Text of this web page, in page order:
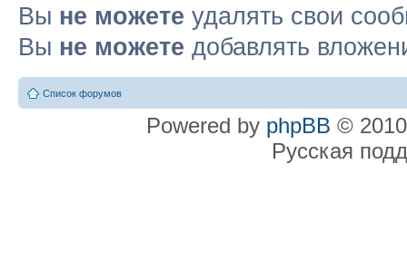
Вы не можете удалять свои
Вы не можете добавлять
Список форумов
Powered by phpBB ©
Русская